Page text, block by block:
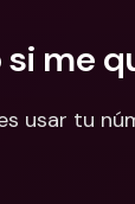
me
usar tu